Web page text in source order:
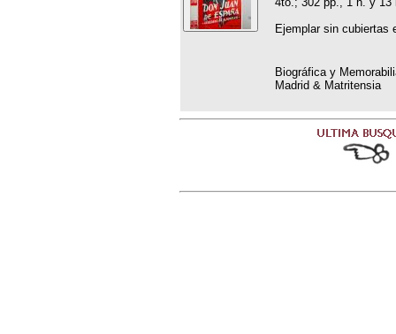
Ejemplar sin cubiertas
Biográfica y
Madrid & Matritensia